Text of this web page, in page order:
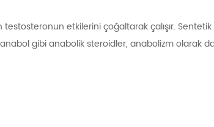
etkilerini çoğaltarak çalışır.
gibi anabolik steroidler, anabolizm olarak